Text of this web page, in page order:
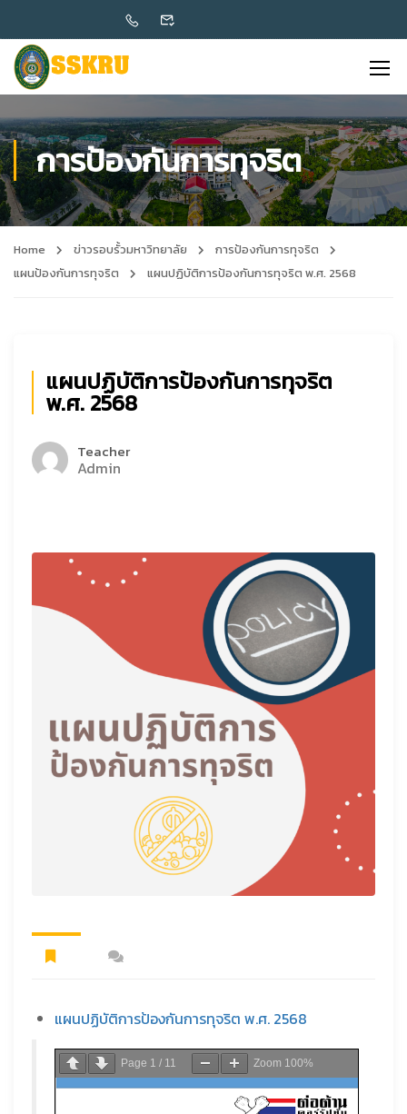
การป้องกันการทุจริต
Home ข่าวรอบรั้วมหาวิทยาลัย
การป้องกันการทุจริต
แผนป้องกันการทุจริต
แผนปฏิบัติการป้องกันการทุจริต พ.ศ. 2568
แผนปฏิบัติการป้องกันการทุจริต
พ.ศ. 2568
Teacher
Admin
แผนปฏิบัติการป้องกันการทุจริต พ.ศ. 2568
Page 1 / 11 Zoom 100%